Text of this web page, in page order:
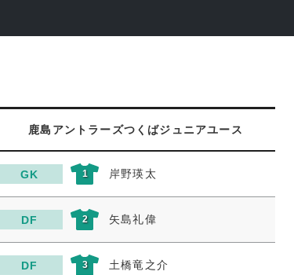
鹿島アントラーズつくばジュニアユース
GK 1 岸野瑛太
DF 2 矢島礼偉
DF 3 土橋竜之介